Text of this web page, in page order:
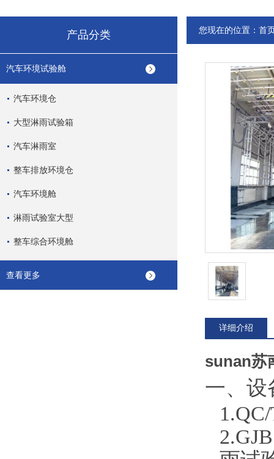
产品分类
汽车环境试验舱
汽车环境仓
大型淋雨试验箱
汽车淋雨室
整车排放环境仓
汽车环境舱
淋雨试验室大型
整车综合环境舱
查看更多
您现在的位置： 首
详细介绍
sunan苏
一、 设
1.
2.